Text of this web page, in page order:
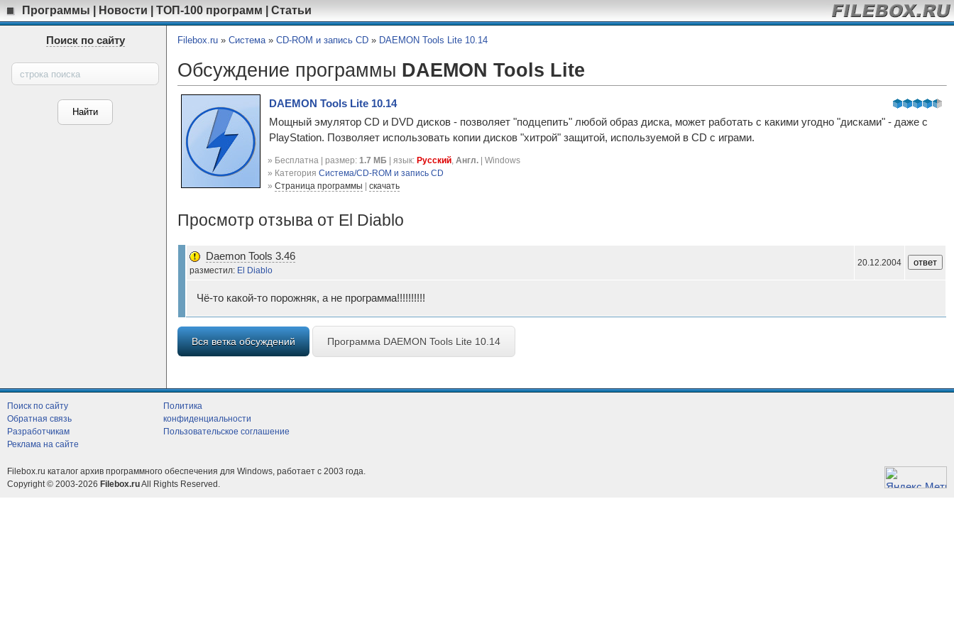
Программы Новости ТОП-100 программ Статьи
Поиск по сайту Filebox.ru » Система» CD-ROM и запись CD » DAEMON Tools Lite 10.14
Обсуждение программы DAEMON Tools Lite
DAEMON Tools Lite 10.14
Мощный эмулятор CD и DVD дисков - позволяет "подцепить" любой образ диска, может работать с какими угодно "дисками" - даже с
PlayStation. Позволяет использовать копии дисков "хитрой" защитой, используемой в CD с играми.
» Бесплатна | размер: 1.7 МБ | язык: Русский, Англ. | Windows
» Категория Система/CD-ROM и запись CD
» Страница программы скачать
Просмотр отзыва от El Diablo
Daemon Tools 3.46
разместил: El Diablo
20.12.2004
Чё-то какой-то порожняк, а не программа!!!!!!!!!!
Вся ветка обсуждений Программа DAEMON Tools Lite 10.14
Поиск по сайту
Обратная связь
Разработчикам
Реклама на сайте
Политика
конфиденциальности
Пользовательское соглашение
Filebox.ru каталог архив программного обеспечения для Windows, работает с 2003 года.
Copyright © 2003-2026 Filebox.ruAll Rights Reserved.